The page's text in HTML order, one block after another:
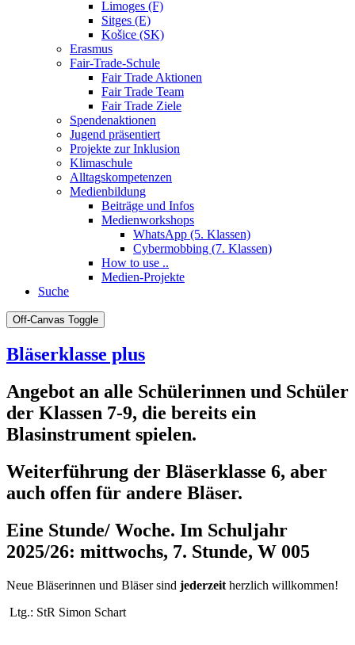
Limoges (F)
Sitges (E)
Košice (SK)
Erasmus
Fair-Trade-Schule
Fair Trade Aktionen
Fair Trade Team
Fair Trade Ziele
Spendenaktionen
Jugend präsentiert
Projekte zur Inklusion
Klimaschule
Alltagskompetenzen
Medienbildung
Beiträge und Infos
Medienworkshops
WhatsApp (5. Klassen)
Cybermobbing (7. Klassen)
How to use ..
Medien-Projekte
Suche
Off-Canvas Toggle
Bläserklasse plus
Angebot an alle Schülerinnen und Schüler
der Klassen 7-9, die bereits ein
Blasinstrument spielen.
Weiterführung der Bläserklasse 6, aber
auch offen für andere Bläser.
Eine Stunde/ Woche. Im Schuljahr
2025/26: mittwochs, 7. Stunde, W 005
Neue Bläserinnen und Bläser sind jederzeit herzlich willkommen!
Ltg.: StR Simon Schart